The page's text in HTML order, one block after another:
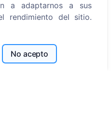
a adaptarnos a sus
rendimiento del sitio.
No acepto